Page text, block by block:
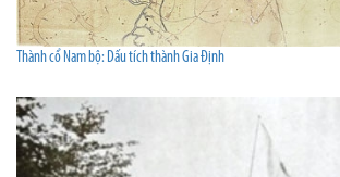
Thành cổ Nam bộ: Dấu tích thành Gia Định